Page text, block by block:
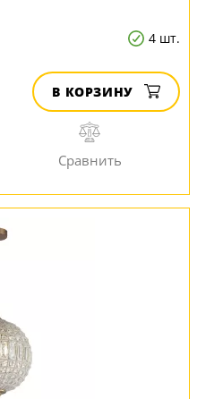
4 шт.
В КОРЗИНУ